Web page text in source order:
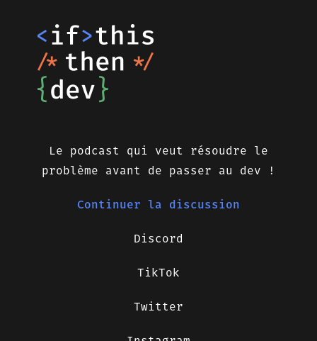
Le podcast qui veut résoudre le
problème avant de passer au dev !
Continuer la discussion
Discord
TikTok
Twitter